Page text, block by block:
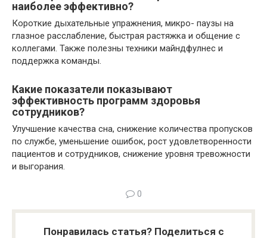
наиболее эффективно?
Короткие дыхательные упражнения, микро- паузы на
глазное расслабление, быстрая растяжка и общение с
коллегами. Также полезны техники майндфулнес и
поддержка команды.
Какие показатели показывают
эффективность программ здоровья
сотрудников?
Улучшение качества сна, снижение количества пропусков
по службе, уменьшение ошибок, рост удовлетворенности
пациентов и сотрудников, снижение уровня тревожности
и выгорания.
0
Понравилась статья? Поделиться с